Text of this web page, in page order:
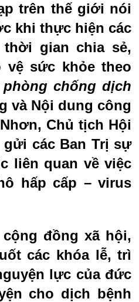
trên thế giới nói
khi thực hiện các
gian chia sẻ,
sức khỏe theo
chống dịch
và Nội dung công
Chủ tịch Hội
gửi các Ban Trị sự
liên quan về việc
hấp cấp – virus
đồng xã hội,
các khóa lễ, trì
lực của đức
cho dịch bệnh